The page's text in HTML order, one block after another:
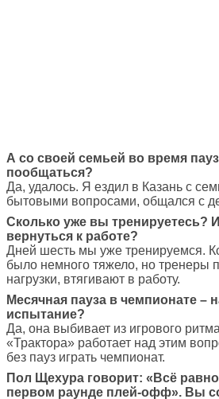
А со своей семьей во время
пообщаться?
Да, удалось. Я ездил в Казань с
бытовыми вопросами, общался с
Сколько уже вы тренируетесь?
вернуться к работе?
Дней шесть мы уже тренируемся.
было немного тяжело, но тренеры
нагрузки, втягивают в работу.
Месячная пауза в чемпионате –
испытание?
Да, она выбивает из игрового
«Трактора» работает над этим
без пауз играть чемпионат.
Пол Щехура говорит: «Всё
первом раунде плей-офф». Вы